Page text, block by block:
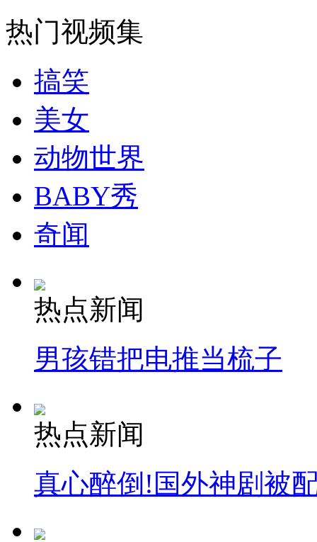
热门视频集
搞笑
美女
动物世界
BABY秀
奇闻
热点新闻
男孩错把电推当梳子
热点新闻
真心醉倒!国外神剧被